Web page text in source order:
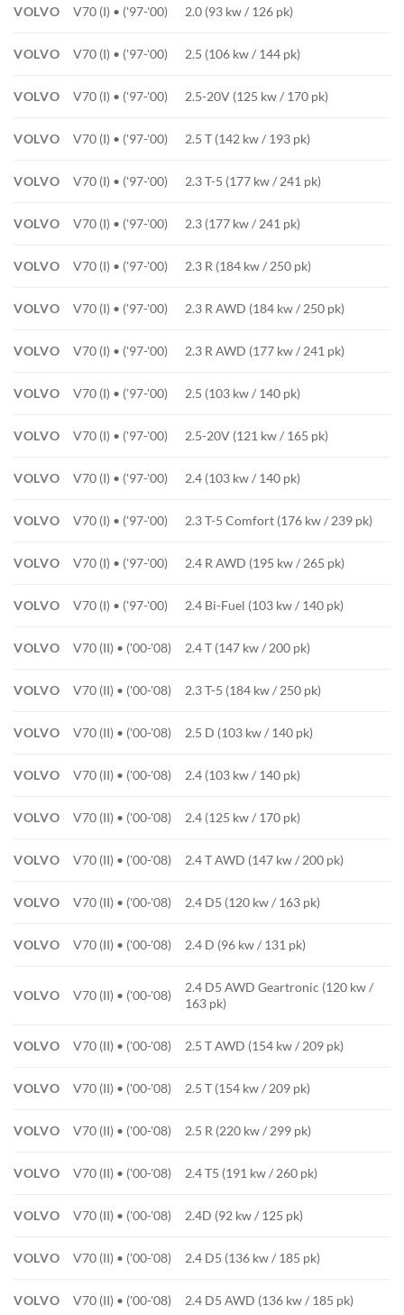
VOLVO V70 (I) • ('97-'00) 2.0 (93 kw / 126 pk)
VOLVO V70 (I) • ('97-'00) 2.5 (106 kw / 144 pk)
VOLVO V70 (I) • ('97-'00) 2.5-20V (125 kw / 170 pk)
VOLVO V70 (I) • ('97-'00) 2.5 T (142 kw / 193 pk)
VOLVO V70 (I) • ('97-'00) 2.3 T-5 (177 kw / 241 pk)
VOLVO V70 (I) • ('97-'00) 2.3 (177 kw / 241 pk)
VOLVO V70 (I) • ('97-'00) 2.3 R (184 kw / 250 pk)
VOLVO V70 (I) • ('97-'00) 2.3 R AWD (184 kw / 250 pk)
VOLVO V70 (I) • ('97-'00) 2.3 R AWD (177 kw / 241 pk)
VOLVO V70 (I) • ('97-'00) 2.5 (103 kw / 140 pk)
VOLVO V70 (I) • ('97-'00) 2.5-20V (121 kw / 165 pk)
VOLVO V70 (I) • ('97-'00) 2.4 (103 kw / 140 pk)
VOLVO V70 (I) • ('97-'00) 2.3 T-5 Comfort (176 kw / 239 pk)
VOLVO V70 (I) • ('97-'00) 2.4 R AWD (195 kw / 265 pk)
VOLVO V70 (I) • ('97-'00) 2.4 Bi-Fuel (103 kw / 140 pk)
VOLVO V70 (II) • ('00-'08) 2.4 T (147 kw / 200 pk)
VOLVO V70 (II) • ('00-'08) 2.3 T-5 (184 kw / 250 pk)
VOLVO V70 (II) • ('00-'08) 2.5 D (103 kw / 140 pk)
VOLVO V70 (II) • ('00-'08) 2.4 (103 kw / 140 pk)
VOLVO V70 (II) • ('00-'08) 2.4 (125 kw / 170 pk)
VOLVO V70 (II) • ('00-'08) 2.4 T AWD (147 kw / 200 pk)
VOLVO V70 (II) • ('00-'08) 2.4 D5 (120 kw / 163 pk)
VOLVO V70 (II) • ('00-'08) 2.4 D (96 kw / 131 pk)
VOLVO V70 (II) • ('00-'08)
2.4 D5 AWD Geartronic (120 kw /
163 pk)
VOLVO V70 (II) • ('00-'08) 2.5 T AWD (154 kw / 209 pk)
VOLVO V70 (II) • ('00-'08) 2.5 T (154 kw / 209 pk)
VOLVO V70 (II) • ('00-'08) 2.5 R (220 kw / 299 pk)
VOLVO V70 (II) • ('00-'08) 2.4 T5 (191 kw / 260 pk)
VOLVO V70 (II) • ('00-'08) 2.4D (92 kw / 125 pk)
VOLVO V70 (II) • ('00-'08) 2.4 D5 (136 kw / 185 pk)
VOLVO V70 (II) • ('00-'08) 2.4 D5 AWD (136 kw / 185 pk)